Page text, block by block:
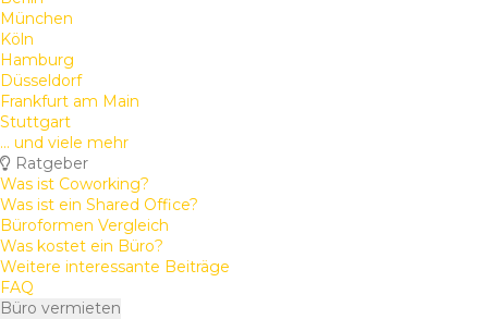
München
Köln
Hamburg
Düsseldorf
Frankfurt am Main
Stuttgart
... und viele mehr
Ratgeber
Was ist Coworking?
Was ist ein Shared Office?
Büroformen Vergleich
Was kostet ein Büro?
Weitere interessante Beiträge
FAQ
Büro vermieten